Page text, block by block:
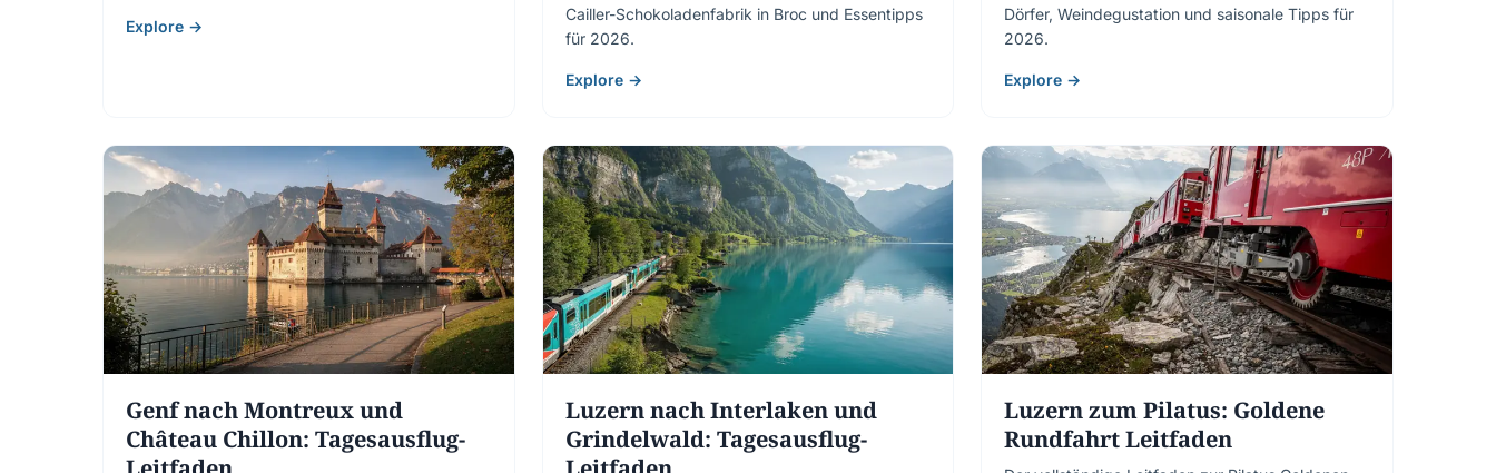
Explore →
Cailler-Schokoladenfabrik in Broc und Essentipps
für 2026.
Explore →
Dörfer, Weindegustation und saisonale Tipps für
2026.
Explore →
Genf nach Montreux und
Château Chillon: Tagesausflug-
Luzern nach Interlaken und
Grindelwald: Tagesausflug-
Luzern zum Pilatus: Goldene
Rundfahrt Leitfaden